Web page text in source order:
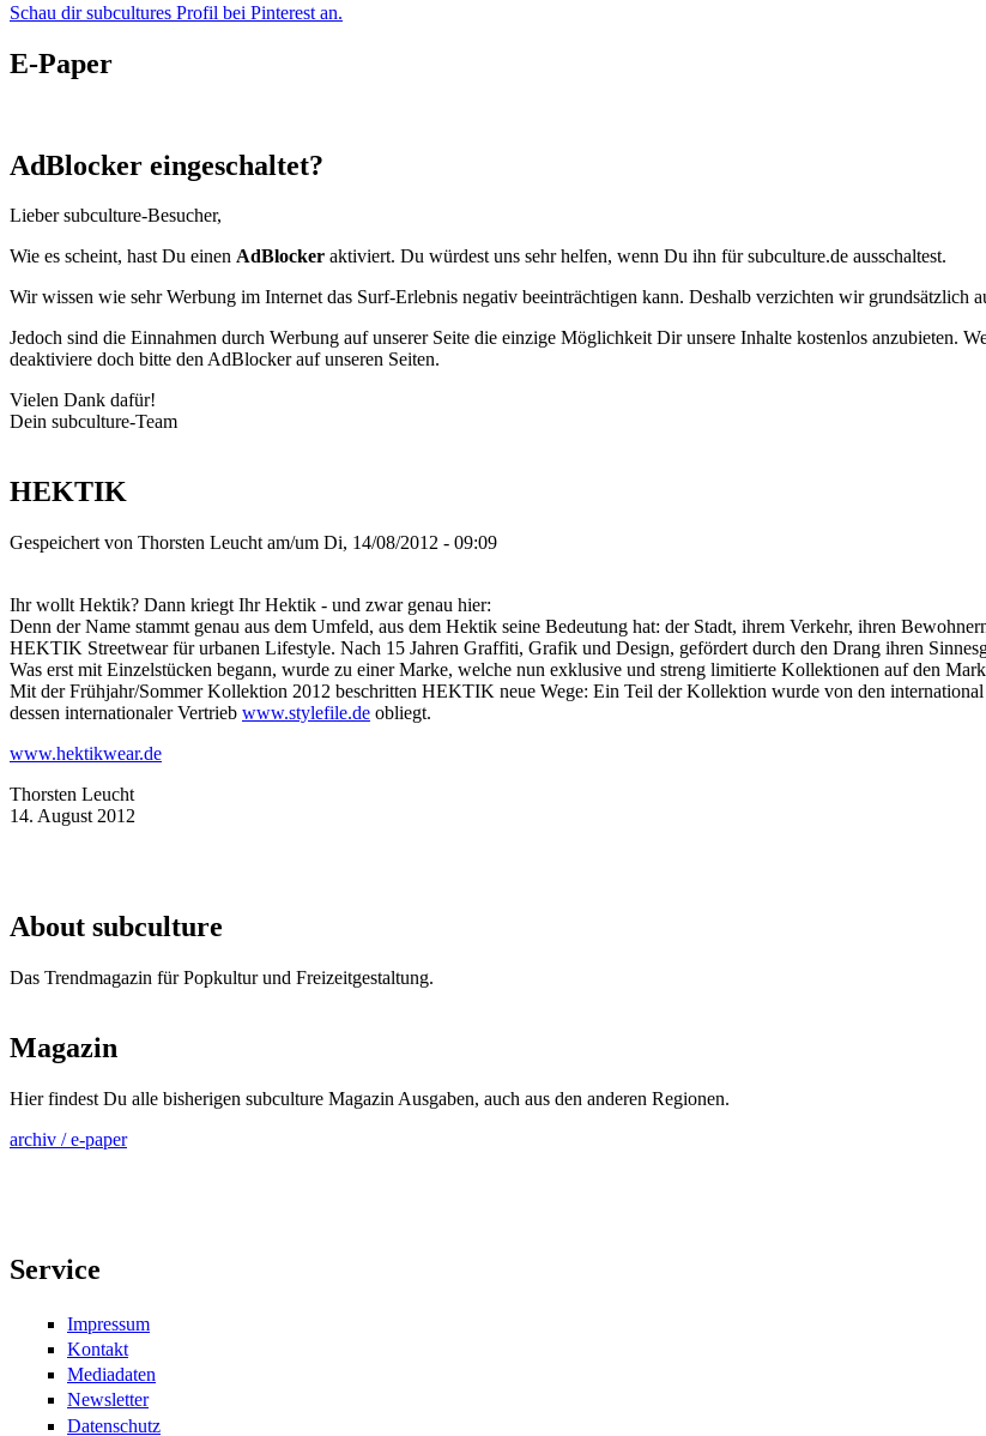
Schau dir subcultures Profil bei Pinterest an.
E-Paper
AdBlocker eingeschaltet?
Lieber subculture-Besucher,
Wie es scheint, hast Du einen AdBlocker aktiviert. Du würdest uns sehr helfen, wenn Du ihn für subculture.de ausschaltest.
Wir wissen wie sehr Werbung im Internet das Surf-Erlebnis negativ beeinträchtigen kann. Deshalb verzichten wir grundsätzlich
Jedoch sind die Einnahmen durch Werbung auf unserer Seite die einzige Möglichkeit Dir unsere Inhalte kostenlos anzubieten.
deaktiviere doch bitte den AdBlocker auf unseren Seiten.
Vielen Dank dafür!
Dein subculture-Team
HEKTIK
Gespeichert von Thorsten Leucht am/um Di, 14/08/2012 - 09:09
Ihr wollt Hektik? Dann kriegt Ihr Hektik - und zwar genau hier:
Denn der Name stammt genau aus dem Umfeld, aus dem Hektik seine Bedeutung hat: der Stadt, ihrem Verkehr, ihren
HEKTIK Streetwear für urbanen Lifestyle. Nach 15 Jahren Graffiti, Grafik und Design, gefördert durch den Drang ihren
Was erst mit Einzelstücken begann, wurde zu einer Marke, welche nun exklusive und streng limitierte Kollektionen auf den
Mit der Frühjahr/Sommer Kollektion 2012 beschritten HEKTIK neue Wege: Ein Teil der Kollektion wurde von den
dessen internationaler Vertrieb www.stylefile.de obliegt.
www.hektikwear.de
Thorsten Leucht
14. August 2012
About subculture
Das Trendmagazin für Popkultur und Freizeitgestaltung.
Magazin
Hier findest Du alle bisherigen subculture Magazin Ausgaben, auch aus den anderen Regionen.
archiv / e-paper
Service
Impressum
Kontakt
Mediadaten
Newsletter
Datenschutz